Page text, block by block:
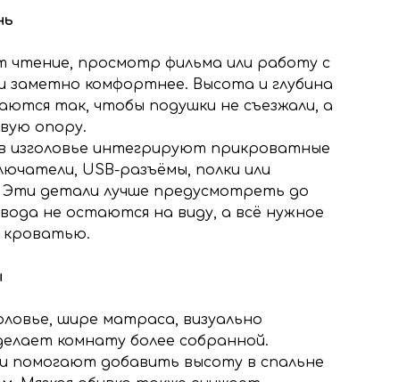
чтение, просмотр фильма или работу с
заметно комфортнее. Высота и глубина
так, чтобы подушки не съезжали, а
опору.
изголовье интегрируют прикроватные
USB-разъёмы, полки или
детали лучше предусмотреть до
не остаются на виду, а всё нужное
кроватью.
шире матраса, визуально
комнату более собранной.
помогают добавить высоту в спальне